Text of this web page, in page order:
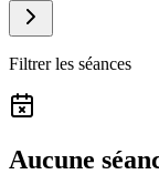
Filtrer les séances
Aucune